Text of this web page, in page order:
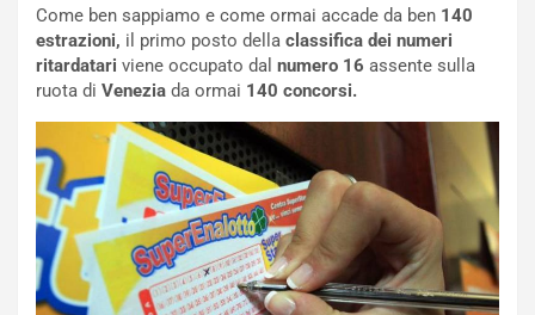
Come ben sappiamo e come ormai accade da ben 140
estrazioni, il primo posto della classifica dei numeri
ritardatari viene occupato dal numero 16 assente sulla
ruota di Venezia da ormai 140 concorsi.